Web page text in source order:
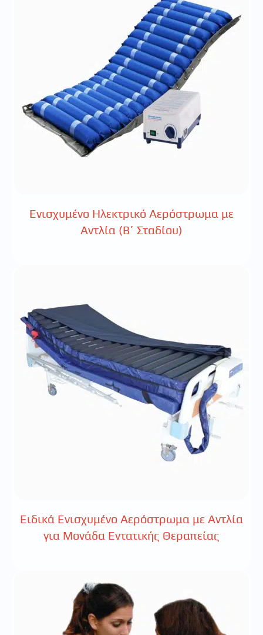
Ενισχυμένο Ηλεκτρικό Αερόστρωμα με
Αντλία (Β΄ Σταδίου)
Ειδικά Ενισχυμένο Αερόστρωμα με Αντλία
για Μονάδα Εντατικής Θεραπείας